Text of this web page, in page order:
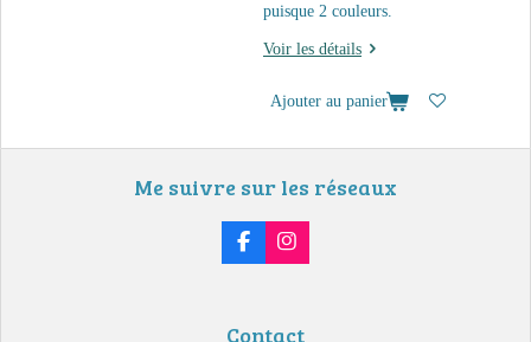
puisque 2 couleurs.
Voir les détails
Ajouter au panier
Me suivre sur les réseaux
F
a
I
n
Contact